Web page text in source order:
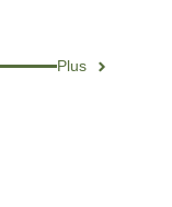
Plus